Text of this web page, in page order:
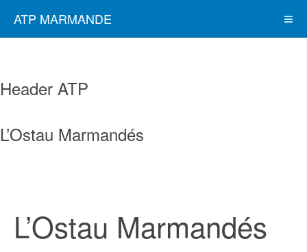
ATP MARMANDE
Header ATP
L’Ostau Marmandés
L’Ostau Marmandés